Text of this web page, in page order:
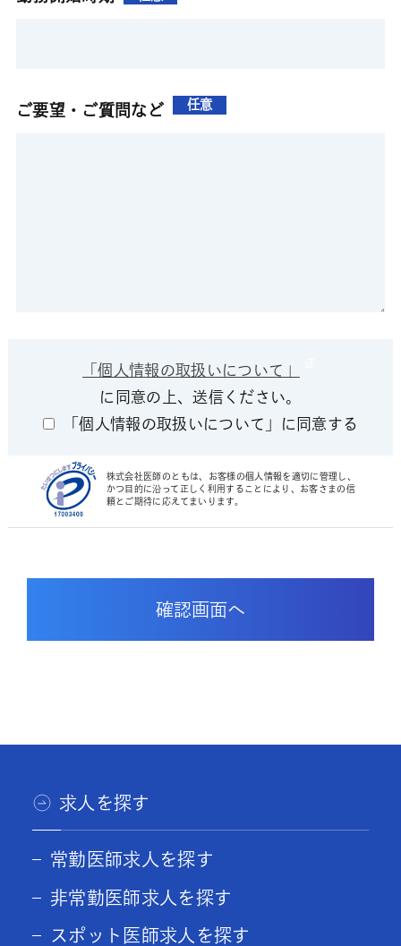
ご要望・ご質問など 任意
「個人情報の取扱いについて」
に同意の上、送信ください。
「個人情報の取扱いについて」に同意する
株式会社医師のともは、お客様の個人情報を適切に管理し、
かつ目的に沿って正しく利用することにより、お客さまの信
頼とご期待に応えてまいります。
求人を探す
常勤医師求人を探す
非常勤医師求人を探す
スポット医師求人を探す